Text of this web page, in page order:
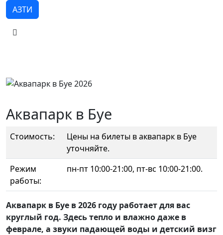
АЗТИ
Аквапарк в Буе
Стоимость:
Цены на билеты в аквапарк в Буе
уточняйте.
Режим
работы:
пн-пт 10:00-21:00, пт-вс 10:00-21:00.
Аквапарк в Буе в 2026 году работает для вас
круглый год. Здесь тепло и влажно даже в
феврале, а звуки падающей воды и детский визг